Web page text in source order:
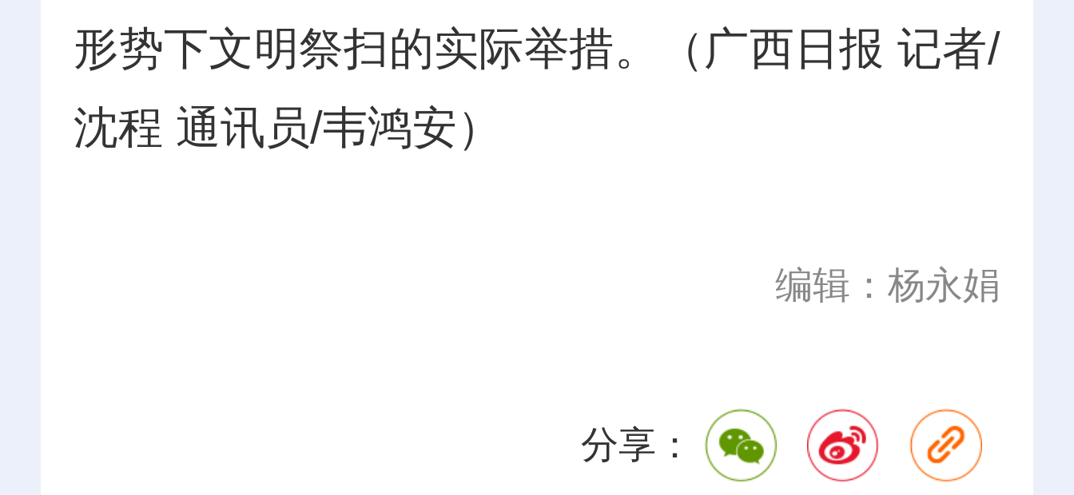
形势下文明祭扫的实际举措。（广西日报 记者/
沈程 通讯员/韦鸿安）
编辑：杨永娟
分享：